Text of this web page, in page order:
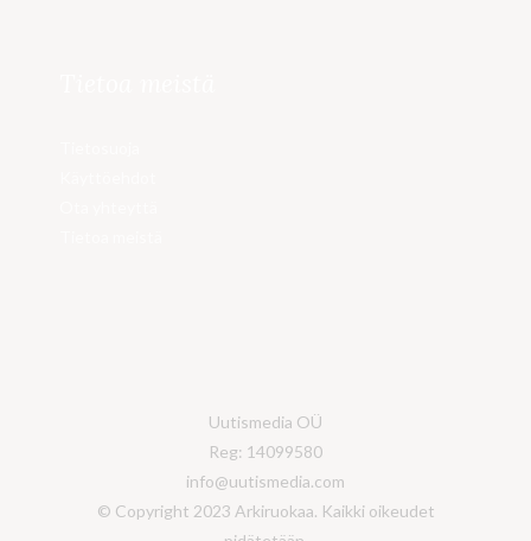
Uutismedia OÜ
Reg: 14099580
info@uutismedia.com
© Copyright 2023 Arkiruokaa. Kaikki oikeudet